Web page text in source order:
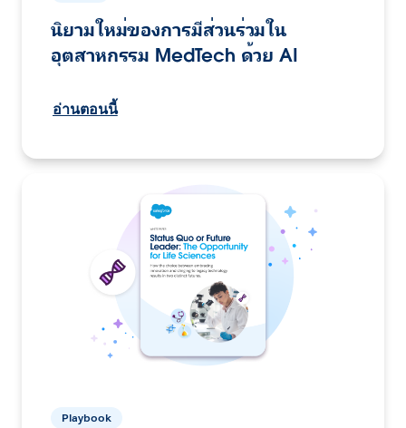
นิยามใหม่ของการมีส่วนร่วมใน
อุตสาหกรรม MedTech ด้วย AI
อ่านตอนนี้
Playbook